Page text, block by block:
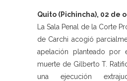
Quito (Pichincha), 02 de
La Sala Penal de la Corte
de Carchi acogió
apelación planteado por
muerte de Gilberto T.
una ejecución